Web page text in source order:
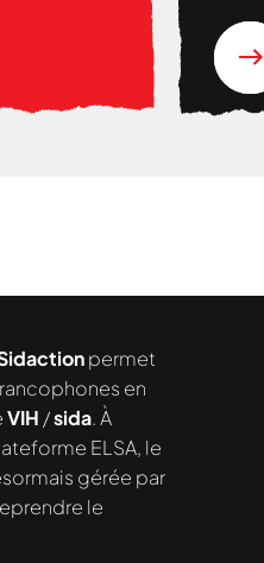
permet
en
VIH /sida. À
ELSA, le
gérée par
le